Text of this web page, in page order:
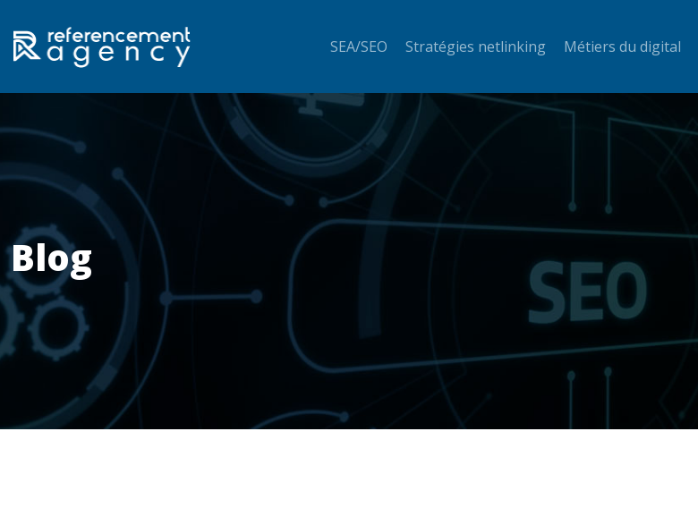
SEA/SEO Stratégies netlinking Métiers du digital
Blog